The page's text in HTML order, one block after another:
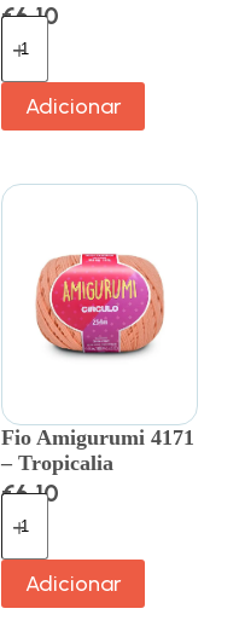
€6.10
Adicionar
Fio Amigurumi 4171
– Tropicalia
€6.10
Adicionar